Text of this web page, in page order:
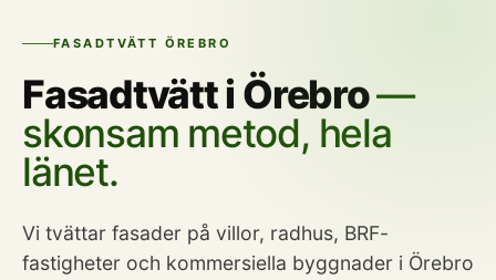
FASADTVÄTT ÖREBRO
Fasadtvätt i Örebro—
skonsam metod, hela
länet.
Vi tvättar fasader på villor, radhus, BRF-
fastigheter och kommersiella byggnader i Örebro